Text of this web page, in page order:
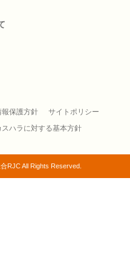
保護方針
サイトポリシー
スハラに対する基本方針
RJC All Rights Reserved.